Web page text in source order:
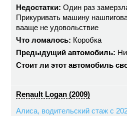
Недостатки: Один раз
Прикуривать машину
вааще не удовольствие
Что ломалось: Коробка
Предыдущий автомобиль:
Стоит ли этот автомобиль
Renault Logan (2009)
Алиса, водительский стаж с